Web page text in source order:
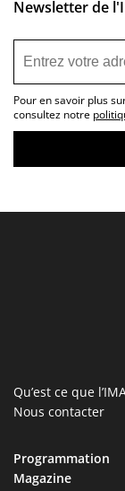
Newsletter de
Pour en savoir plus
consultez notre
Qu’est ce que
Nous contacter
Programmation
Magazine